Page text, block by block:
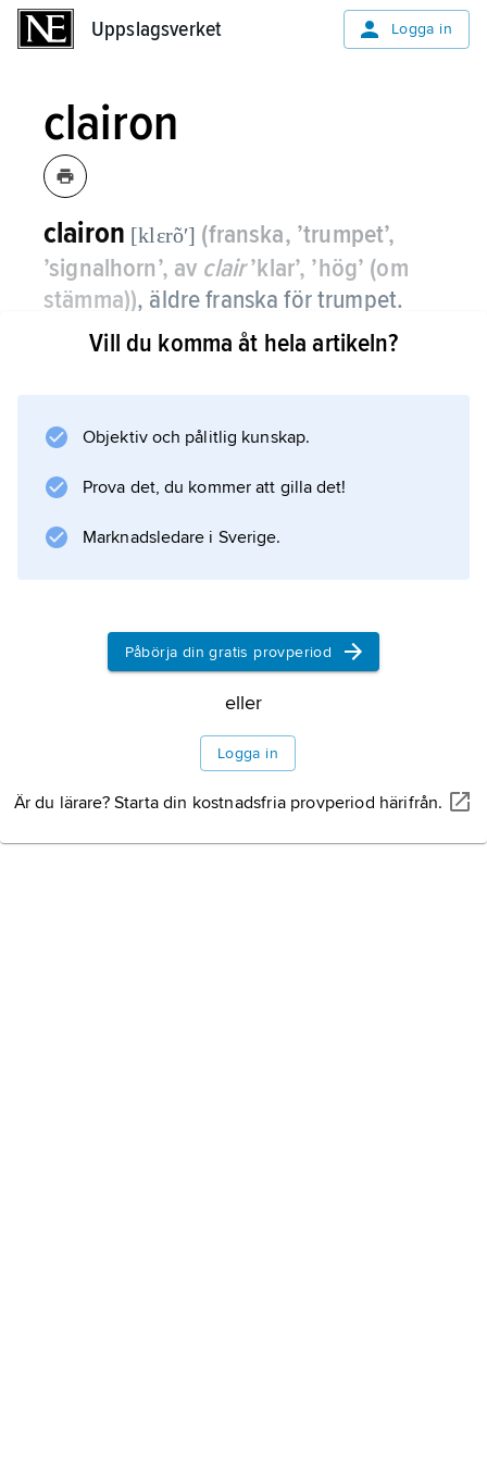
Uppslagsverket Logga in
clairon
clairon [klɛrõʹ] (franska, ’trumpet’,
’signalhorn’, av clair’klar’, ’hög’ (om
stämma)), äldre franska för trumpet.
Information om artikeln
Vill du komma åt hela artikeln?
Objektiv och pålitlig kunskap.
Prova det, du kommer att gilla det!
Marknadsledare i Sverige.
Påbörja din gratis provperiod
eller
Logga in
Är du lärare? Starta din kostnadsfria provperiod härifrån.